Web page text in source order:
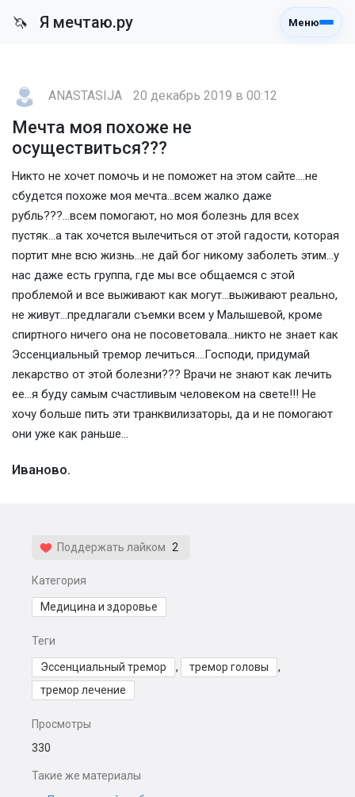
🦄 Я мечтаю.ру Меню
ANASTASIJA 20 декабрь 2019 в 00:12
Мечта моя похоже не
осуществиться???
Никто не хочет помочь и не поможет на этом сайте....не
сбудется похоже моя мечта...всем жалко даже
рубль???...всем помогают, но моя болезнь для всех
пустяк...а так хочется вылечиться от этой гадости, которая
портит мне всю жизнь...не дай бог никому заболеть этим...у
нас даже есть группа, где мы все общаемся с этой
проблемой и все выживают как могут...выживают реально,
не живут...предлагали съемки всем у Малышевой, кроме
спиртного ничего она не посоветовала...никто не знает как
Эссенциальный тремор лечиться....Господи, придумай
лекарство от этой болезни??? Врачи не знают как лечить
ее...я буду самым счастливым человеком на свете!!! Не
хочу больше пить эти транквилизаторы, да и не помогают
они уже как раньше...
Иваново.
Поддержать лайком 2
Категория
Медицина и здоровье
Теги
Эссенциальный тремор , тремор головы
,
тремор лечение
Просмотры
330
Такие же материалы